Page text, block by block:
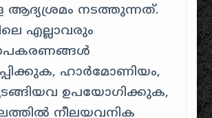
ആദ്യശ്രമം നടത്തുന്നത്.
എല്ലാവരും
ഹാർമോണിയം,
ഉപയോഗിക്കുക,
നീലയവനിക